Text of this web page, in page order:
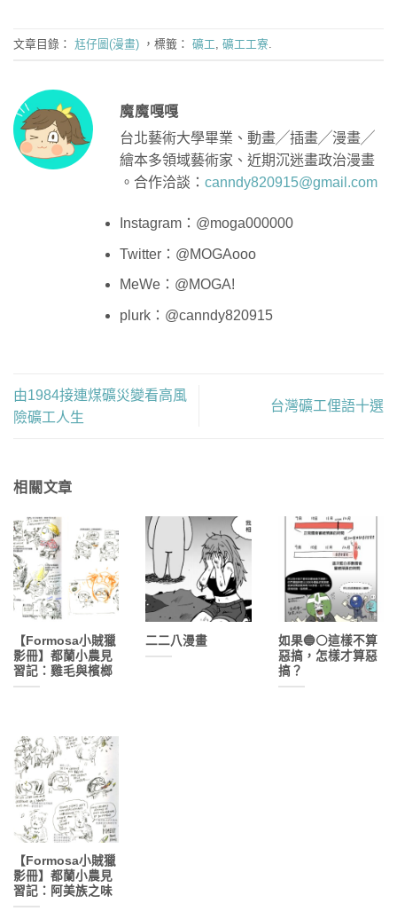
文章目錄： 尪仔圖(漫畫) ，標籤： 礦工 礦工工寮
魔魔嘎嘎
台北藝術大學畢業、動畫╱插畫╱漫畫╱
繪本多領域藝術家、近期沉迷畫政治漫畫
。合作洽談： canndy820915@gmail.com
Instagram：@moga000000
Twitter：@MOGAooo
MeWe：@MOGA!
plurk：@canndy820915
由1984接連煤礦災變看高風
險礦工人生
台灣礦工俚語十選
相關文章
【Formosa小賊獵
影冊】都蘭小農見
習記：雞毛與檳榔
二二八漫畫
如果🔵⚪️這樣不算
惡搞，怎樣才算惡
搞？
【Formosa小賊獵
影冊】都蘭小農見
習記：阿美族之味